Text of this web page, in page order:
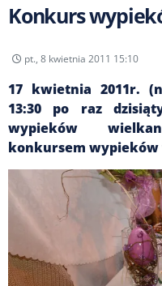
Konkurs
pt., 8 kwietnia 2011 15:10
17 kwietnia 2011r.
13:30 po raz
wypieków
konkursem wypieków